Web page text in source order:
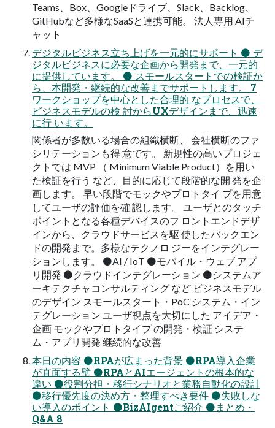
Teams、Box、Googleドライブ、Slack、Backlog、
GitHubなど多様なSaaSと連携可能。 法人専用 AIチ
ャット
デジタルビジネス立ち上げを一元的にサポート ⚫ デ
ジタルビジネスに必要な企画から開発まで、一元的
に提供しています。 ⚫ スモールスタートでの検証か
ら、本開発・継続的な改善までサポートします。 7
ワークショップを中心とした合理的 なプロセスで、
ビジネスモデルの検 討からUXデザインまで、迅速
に行 います。
関係者が多数いる場合の組織横断、 会社横断のファ
シリテーションも得 意です。 新規性の高いプロジェ
クトでは MVP （ Minimum Viable Product）を用い
た検証を行う など、目的に応じて段階的な開 発を企
画します。 早い段階でモックやプロトタイ プを用意
してユーザの評価を確 認します。 ユーザとのタッチ
ポイントとなる各種デバイスのフ ロントエンドデザ
インから、クラウドサービスを駆 使したバックエン
ドの開発まで。多様なテクノロ ジーをインテグレー
ションします。 ⚫AI / IoT ⚫モバイル・ウェブ アプ
リ開発 ⚫クラウドインテグレーション ⚫システムア
ーキテクチャコンサルティング など ビジネスモデル
のデザイン スモールスタート・PoC システム・イン
テグレーション ユーザ視点を大切にした アイデア・
企画 モックやプロトタイプ の開発・検証 システ
ム・アプリ開発 継続的な改善
本日の内容 ⚫RPAが広まった背景 ⚫RPA導入企業
が直面する壁 ⚫RPAとAIエージェントの根本的な
違い ⚫役割分担・移行シナリオと業務自動化の設計
⚫移行優先度の決め方・整理すべき要件 ⚫失敗しな
い導入のポイント ⚫BizAIgentご紹介 ⚫まとめ・
Q&A 8